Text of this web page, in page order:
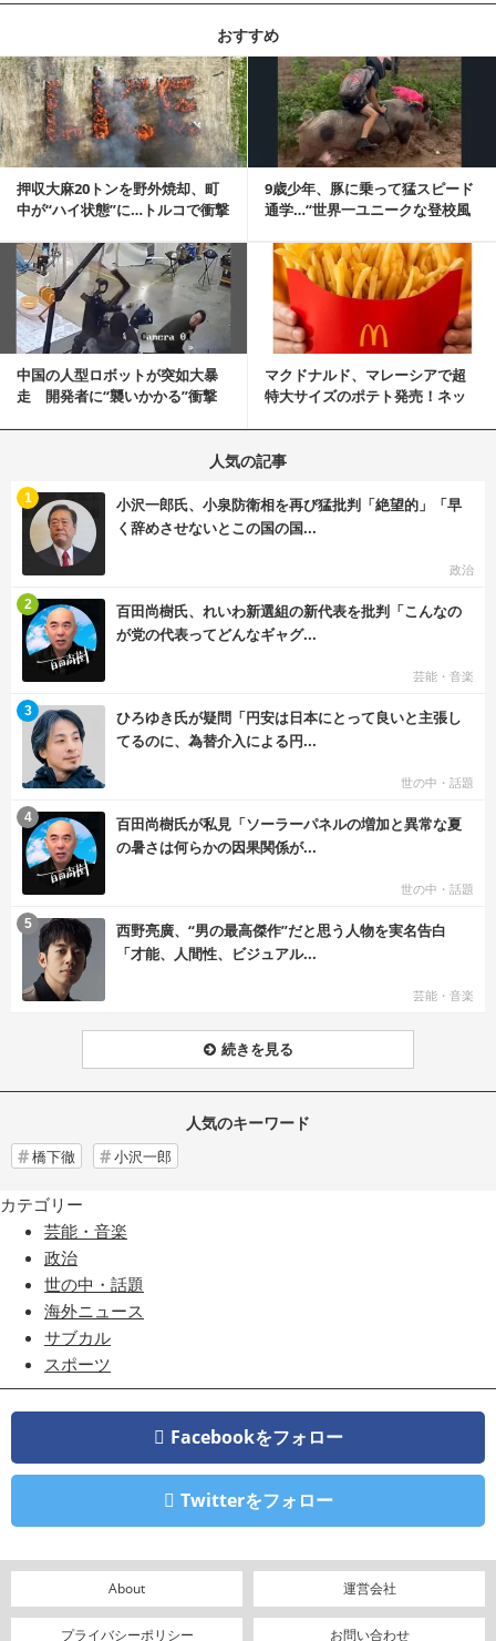
おすすめ
押収大麻20トンを野外焼却、町
中が“ハイ状態”に…トルコで衝撃
9歳少年、豚に乗って猛スピード
通学…“世界一ユニークな登校風
記事を読む
中国の人型ロボットが突如大暴
走 開発者に“襲いかかる”衝撃
マクドナルド、マレーシアで超
特大サイズのポテト発売！ネッ
記事を読む
人気の記事
小沢一郎氏、小泉防衛相を再び猛批判「絶望的」「早
く辞めさせないとこの国の国...
政治
1
百田尚樹氏、れいわ新選組の新代表を批判「こんなの
が党の代表ってどんなギャグ...
芸能・音楽
2
ひろゆき氏が疑問「円安は日本にとって良いと主張し
てるのに、為替介入による円...
世の中・話題
3
百田尚樹氏が私見「ソーラーパネルの増加と異常な夏
の暑さは何らかの因果関係が...
世の中・話題
4
西野亮廣、“男の最高傑作”だと思う人物を実名告白
「才能、人間性、ビジュアル...
芸能・音楽
5
続きを見る
人気のキーワード
橋下徹 小沢一郎
カテゴリー
芸能・音楽
政治
世の中・話題
海外ニュース
サブカル
スポーツ
Facebookをフォロー
Twitterをフォロー
About 運営会社
プライバシーポリシー お問い合わせ